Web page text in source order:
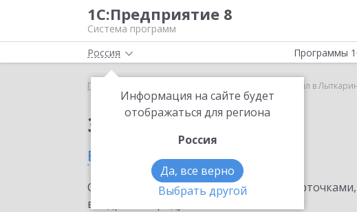
1С:Предприятие 8
Система программ
Россия
Информация на сайте будет
отображаться для региона
Россия
Да, все верно
Выбрать другой
Программы
Главная ИТС Ритейл в
Заказать ИТС Ритейл
в Лыткарино
Ознакомьтесь с информационными
внедрение продукта.